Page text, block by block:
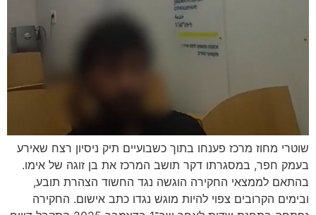
שוטרי מחוז מרכז פענחו בתוך כשבועיים תיק ניסיון רצח שאירע
בעמק חפר, במסגרתו דקר תושב המרכז את בן זוגה של אימו.
בהתאם לממצאי החקירה הוגשה נגד החשוד הצהרת תובע,
ובימים הקרובים צפוי להיות מוגש נגדו כתב אישום. החקירה